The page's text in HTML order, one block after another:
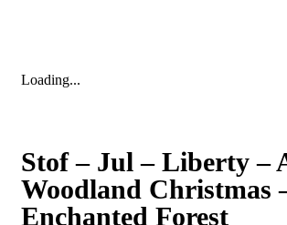
Loading...
Stof – Jul – Liberty –
Woodland Christmas
Enchanted Forest